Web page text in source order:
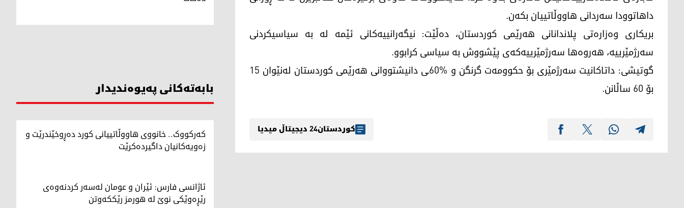
داهاتوودا سەردانی هاووڵاتییان بكەن.
بریكاری وەزارەتی پلاندانانی هەرێمی كوردستان، دەڵێت: نیگەرانییەکانی ئێمە لە بە سیاسیکردنی
سەرژمێرییە، هەروەها سەرژمێرییەکەی پێشووش بە سیاسی کرابوو.
گوتیشی: داتاکانیت سەرژمێری بۆ حکوومەت گرنگن و %60ـی دانیشتووانی هەرێمی کوردستان لەنێوان 15
بۆ 60 ساڵانن.
کوردستان24 دیجیتاڵ میدیا
بابەتەکانی پەیوەندیدار
کەرکووک.. خانووی هاووڵاتییانی کورد دەڕوخێندرێت و
زەویەکانیان داگیردەکرێت
ئاژانسی فارس: ئێران و عومان لەسەر کردنەوەی
رێڕەوێکی نوێ لە هورمز رێککەوتن